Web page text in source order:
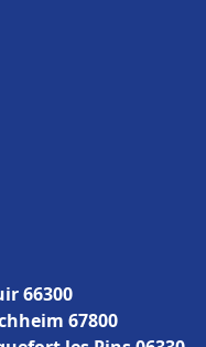
66300
67800